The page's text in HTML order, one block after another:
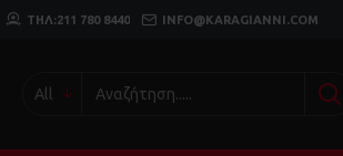
ΤΗΛ:211 780 8440 INFO@KARAGIANNI.COM
All